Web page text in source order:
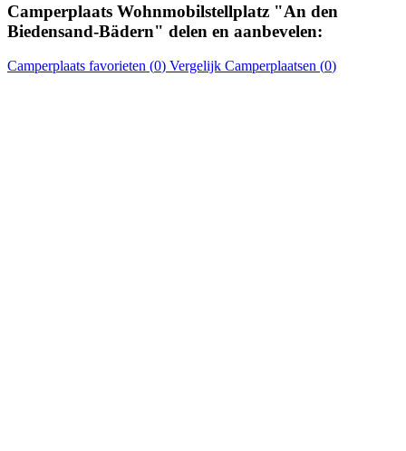
Camperplaats Wohnmobilstellplatz "An den
Biedensand-Bädern" delen en aanbevelen:
Camperplaats favorieten (0) Vergelijk Camperplaatsen (0)